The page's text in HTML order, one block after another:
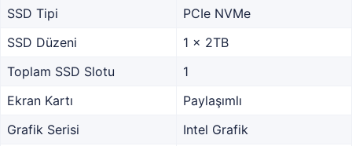
SSD Tipi
PCIe NVMe
SSD Düzeni
1 x 2TB
Toplam SSD Slotu
1
Ekran Kartı
Paylaşımlı
Grafik Serisi
Intel Grafik